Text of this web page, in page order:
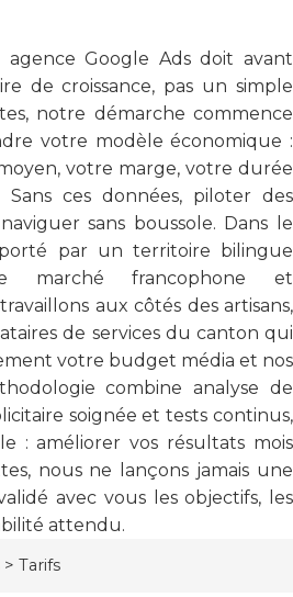
Google Ads doit avant
de croissance, pas un simple
notre démarche commence
votre modèle économique :
votre marge, votre durée
ces données, piloter des
sans boussole. Dans le
par un territoire bilingue
marché francophone et
aux côtés des artisans,
de services du canton qui
votre budget média et nos
combine analyse de
soignée et tests continus,
: améliorer vos résultats mois
nous ne lançons jamais une
avec vous les objectifs, les
attendu.
> Tarifs